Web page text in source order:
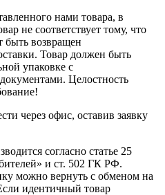
нами товара, в
не соответствует тому, что
быть возвращен
Товар должен быть
упаковке с
Целостность
через офис, оставив заявку
согласно статье 25
и ст. 502 ГК РФ.
можно вернуть с обменом на
идентичный товар